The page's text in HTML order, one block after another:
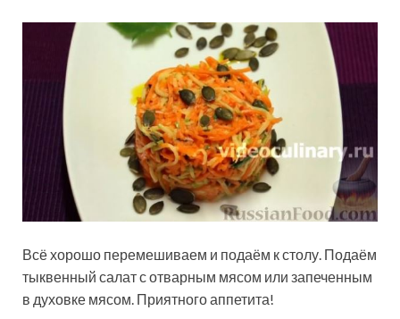
Всё хорошо перемешиваем и подаём к столу. Подаём
тыквенный салат с отварным мясом или запеченным
в духовке мясом. Приятного аппетита!